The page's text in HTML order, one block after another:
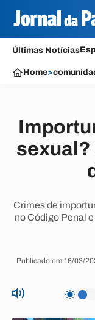
Últimas Notícias
Home>
sexual?
Crimes de
no Código Penal
Publicado em 16/03/